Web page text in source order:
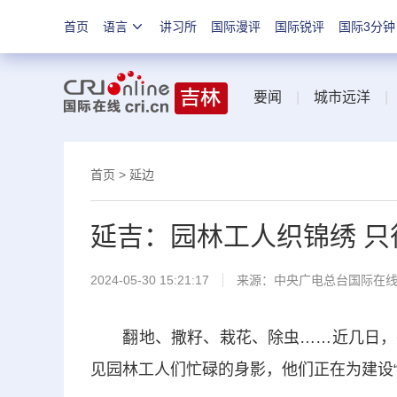
首页 语言 讲习所 国际漫评 国际锐评 国际3分钟
要闻 城市远洋
首页 > 延边
延吉：园林工人织锦绣
2024-05-30 15:21:17 来源：中央广电总台国际在线
翻地、撒籽、栽花、除虫……近几日，
见园林工人们忙碌的身影，他们正在为建设